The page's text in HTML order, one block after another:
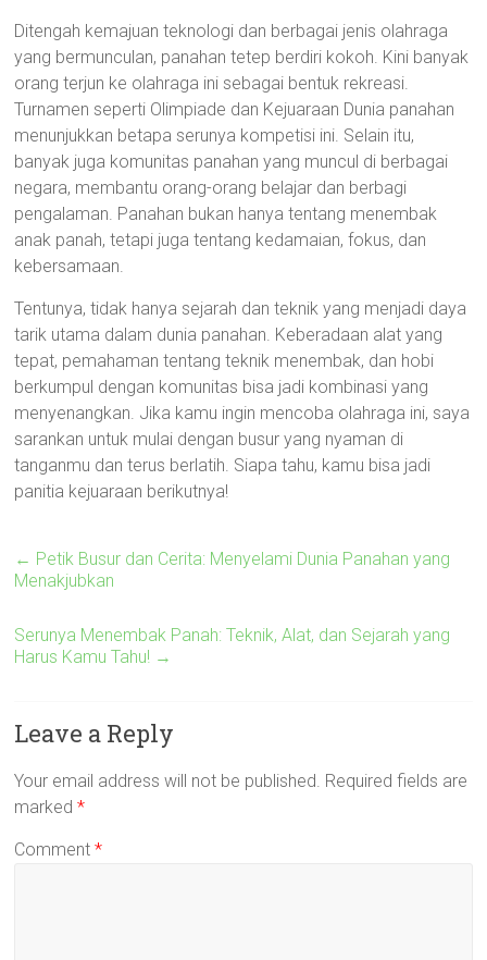
Ditengah kemajuan teknologi dan berbagai jenis olahraga
yang bermunculan, panahan tetep berdiri kokoh. Kini banyak
orang terjun ke olahraga ini sebagai bentuk rekreasi.
Turnamen seperti Olimpiade dan Kejuaraan Dunia panahan
menunjukkan betapa serunya kompetisi ini. Selain itu,
banyak juga komunitas panahan yang muncul di berbagai
negara, membantu orang-orang belajar dan berbagi
pengalaman. Panahan bukan hanya tentang menembak
anak panah, tetapi juga tentang kedamaian, fokus, dan
kebersamaan.
Tentunya, tidak hanya sejarah dan teknik yang menjadi daya
tarik utama dalam dunia panahan. Keberadaan alat yang
tepat, pemahaman tentang teknik menembak, dan hobi
berkumpul dengan komunitas bisa jadi kombinasi yang
menyenangkan. Jika kamu ingin mencoba olahraga ini, saya
sarankan untuk mulai dengan busur yang nyaman di
tanganmu dan terus berlatih. Siapa tahu, kamu bisa jadi
panitia kejuaraan berikutnya!
← Petik Busur dan Cerita: Menyelami Dunia Panahan yang
Menakjubkan
Serunya Menembak Panah: Teknik, Alat, dan Sejarah yang
Harus Kamu Tahu! →
Leave a Reply
Your email address will not be published. Required fields are
marked*
Comment*